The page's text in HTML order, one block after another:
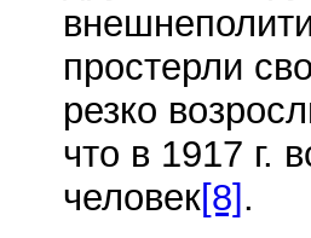
простерли
резко
что в 1917 г.
человек[8] .